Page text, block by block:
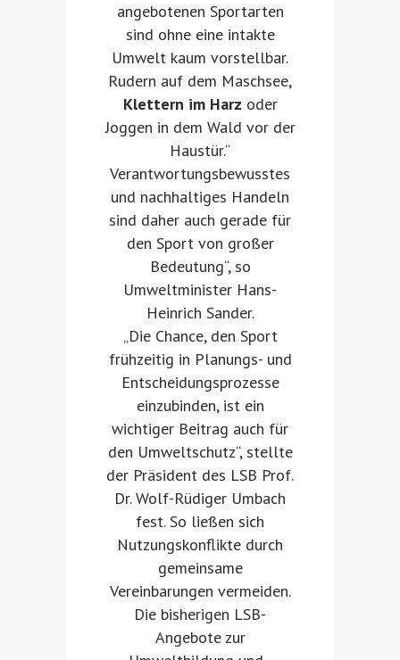
angebotenen Sportarten
sind ohne eine intakte
Umwelt kaum vorstellbar.
Rudern auf dem Maschsee,
Klettern im Harz oder
Joggen in dem Wald vor der
Haustür.“
Verantwortungsbewusstes
und nachhaltiges Handeln
sind daher auch gerade für
den Sport von großer
Bedeutung“, so
Umweltminister Hans-
Heinrich Sander.
„Die Chance, den Sport
frühzeitig in Planungs- und
Entscheidungsprozesse
einzubinden, ist ein
wichtiger Beitrag auch für
den Umweltschutz“, stellte
der Präsident des LSB Prof.
Dr. Wolf-Rüdiger Umbach
fest. So ließen sich
Nutzungskonflikte durch
gemeinsame
Vereinbarungen vermeiden.
Die bisherigen LSB-
Angebote zur